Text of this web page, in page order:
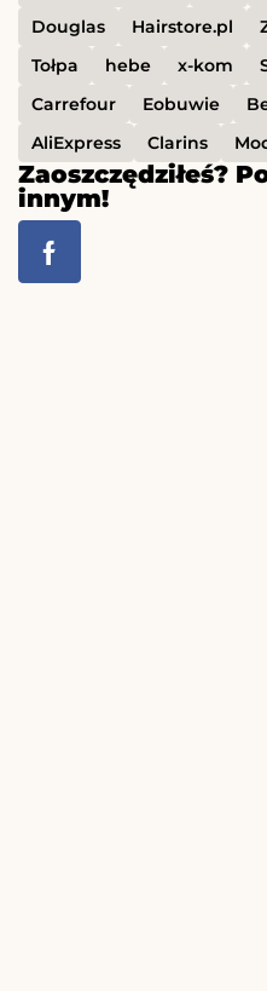
Douglas
Hairstore.pl
Tołpa
hebe x-kom
Carrefour
Eobuwie
AliExpress
Clarins
Zaoszczędziłeś?
innym!